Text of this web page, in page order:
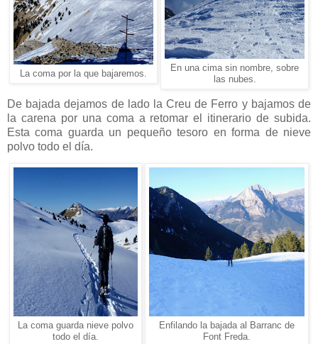
La coma por la que bajaremos.
En una cima sin nombre, sobre
las nubes.
De bajada dejamos de lado la Creu de Ferro y bajamos de
la carena por una coma a retomar el itinerario de subida.
Esta coma guarda un pequeño tesoro en forma de nieve
polvo todo el día.
La coma guarda nieve polvo
todo el día.
Enfilando la bajada al Barranc de
Font Freda.